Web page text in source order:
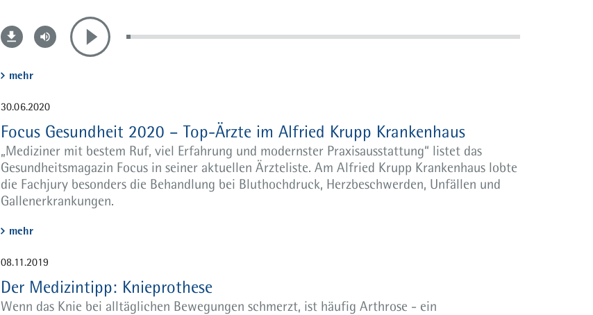
mehr
30.06.2020
Focus Gesundheit 2020 – Top-Ärzte im Alfried Krupp Krankenhaus
„Mediziner mit bestem Ruf, viel Erfahrung und modernster Praxisausstattung“ listet das
Gesundheitsmagazin Focus in seiner aktuellen Ärzteliste. Am Alfried Krupp Krankenhaus lobte
die Fachjury besonders die Behandlung bei Bluthochdruck, Herzbeschwerden, Unfällen und
Gallenerkrankungen.
mehr
08.11.2019
Der Medizintipp: Knieprothese
Wenn das Knie bei alltäglichen Bewegungen schmerzt, ist häufig Arthrose - ein